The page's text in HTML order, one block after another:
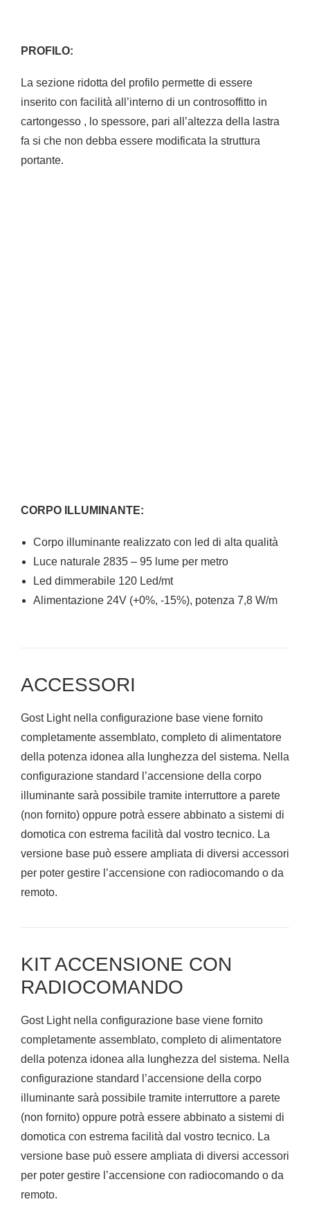
PROFILO:
La sezione ridotta del profilo permette di essere
inserito con facilità all’interno di un controsoffitto in
cartongesso , lo spessore, pari all’altezza della lastra
fa si che non debba essere modificata la struttura
portante.
CORPO ILLUMINANTE:
Corpo illuminante realizzato con led di alta qualità
Luce naturale 2835 – 95 lume per metro
Led dimmerabile 120 Led/mt
Alimentazione 24V (+0%, -15%), potenza 7,8 W/m
ACCESSORI
Gost Light nella configurazione base viene fornito
completamente assemblato, completo di alimentatore
della potenza idonea alla lunghezza del sistema. Nella
configurazione standard l’accensione della corpo
illuminante sarà possibile tramite interruttore a parete
(non fornito) oppure potrà essere abbinato a sistemi di
domotica con estrema facilità dal vostro tecnico. La
versione base può essere ampliata di diversi accessori
per poter gestire l’accensione con radiocomando o da
remoto.
KIT ACCENSIONE CON
RADIOCOMANDO
Gost Light nella configurazione base viene fornito
completamente assemblato, completo di alimentatore
della potenza idonea alla lunghezza del sistema. Nella
configurazione standard l’accensione della corpo
illuminante sarà possibile tramite interruttore a parete
(non fornito) oppure potrà essere abbinato a sistemi di
domotica con estrema facilità dal vostro tecnico. La
versione base può essere ampliata di diversi accessori
per poter gestire l’accensione con radiocomando o da
remoto.